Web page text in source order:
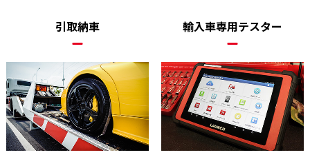
引取納車 輸入車専用テスター